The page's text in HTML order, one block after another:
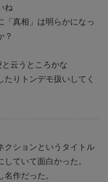
ね
「真相」は明らかになっ
？
云うところかな
りトンデモ扱いしてく
クションというタイトル
ていて面白かった。
作だった。